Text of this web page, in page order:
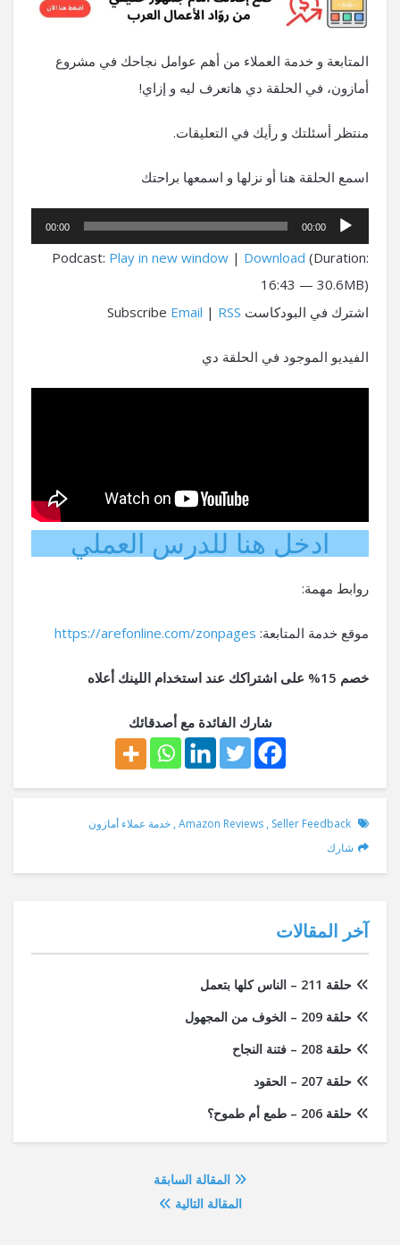
المتابعة و خدمة العملاء من أهم عوامل نجاحك في مشروع
أمازون، في الحلقة دي هاتعرف ليه و إزاي!
منتظر أسئلتك و رأيك في التعليقات.
اسمع الحلقة هنا أو نزلها و اسمعها براحتك
مشغل
الصوت
00:00
00:00
Podcast: Play in new window | Download (Duration:
16:43 — 30.6MB)
اشترك في البودكاست Subscribe
Email | RSS
الفيديو الموجود في الحلقة دي
ادخل هنا للدرس العملي
روابط مهمة:
موقع خدمة المتابعة: https://arefonline.com/zonpages
خصم 15% على اشتراكك عند استخدام اللينك أعلاه
شارك الفائدة مع أصدقائك
Amazon Reviews , Seller Feedback
, خدمة عملاء أمازون
شارك
آخر المقالات
حلقة 211 – الناس كلها بتعمل
حلقة 209 – الخوف من المجهول
حلقة 208 – فتنة النجاح
حلقة 207 – الحقود
حلقة 206 – طمع أم طموح؟
المقالة السابقة
المقالة التالية